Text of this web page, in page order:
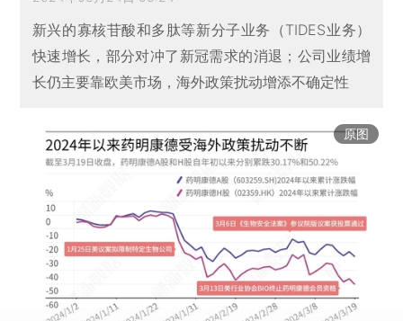
新兴的寡核苷酸和多肽等新分子业务（TIDES业务）
快速增长，部分对冲了新冠需求的消退；公司业绩增
长仍主要靠欧美市场，海外政策扰动增添不确定性
原图